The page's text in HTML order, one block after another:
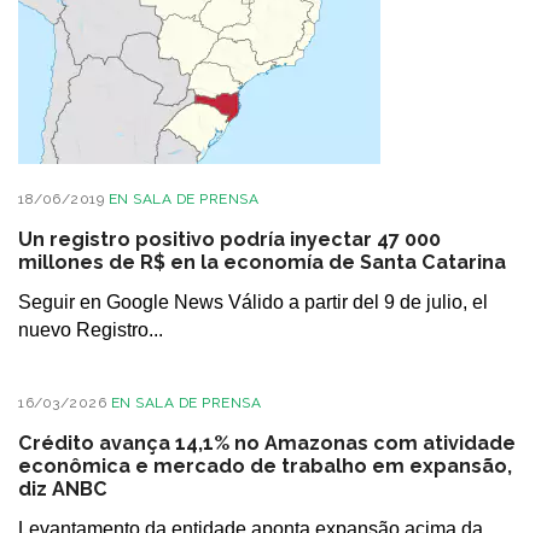
18/06/2019 EN SALA DE PRENSA
Un registro positivo podría inyectar 47 000
millones de R$ en la economía de Santa Catarina
Seguir en Google News Válido a partir del 9 de julio, el
nuevo Registro...
16/03/2026 EN SALA DE PRENSA
Crédito avança 14,1% no Amazonas com atividade
econômica e mercado de trabalho em expansão,
diz ANBC
Levantamento da entidade aponta expansão acima da